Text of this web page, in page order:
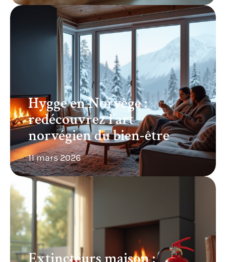
Hygge en Norvège :
redécouvrez l’art
norvégien du bien-être
11 mars 2026